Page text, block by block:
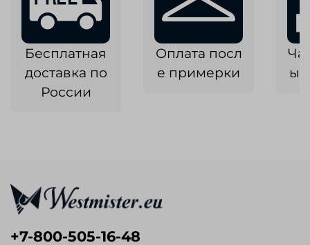
Бесплатная
доставка по
России
Оплата посл
е примерки
+7-800-505-16-48